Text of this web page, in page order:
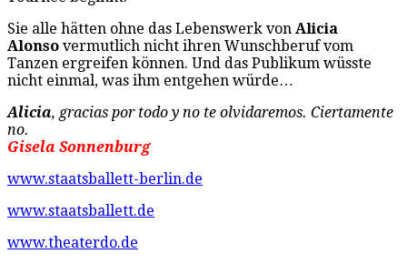
Sie alle hätten ohne das Lebenswerk von Alicia
Alonso vermutlich nicht ihren Wunschberuf vom
Tanzen ergreifen können. Und das Publikum wüsste
nicht einmal, was ihm entgehen würde…
Alicia, gracias por todo y no te olvidaremos. Ciertamente
no.
Gisela Sonnenburg
www.staatsballett-berlin.de
www.staatsballett.de
www.theaterdo.de